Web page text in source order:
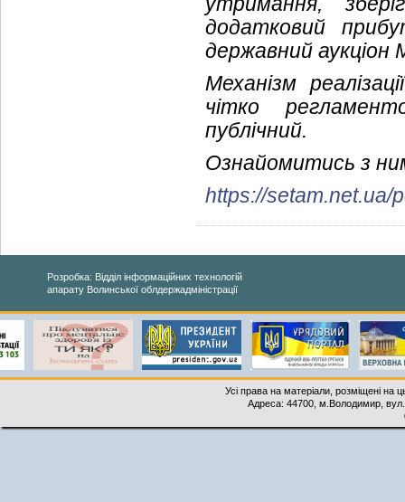
додатковий
державний аукціон
Механізм
чітко
публічний.
Ознайомитись з
https://setam.net.ua/
Розробка: Відділ інформаційних технологій
апарату Волинської облдержадміністрації
Усі права на матеріали, розміщені на
Адреса: 44700, м.Володимир,